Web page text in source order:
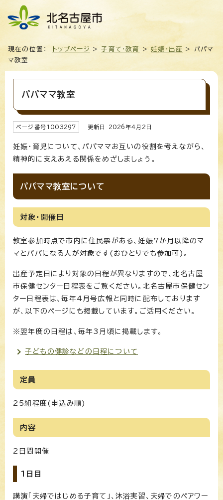
現在の位置： トップページ >子育て・教育 >妊娠・出産
> パパマ
マ教室
パパママ教室
ページ番号1003297 更新日 2026年4月2日
妊娠・育児について、パパママお互いの役割を考えながら、
精神的に支えあえる関係をめざしましょう。
パパママ教室について
対象・開催日
教室参加時点で市内に住民票がある、妊娠7か月以降のマ
マとパパになる人が対象です(おひとりでも参加可)。
出産予定日により対象の日程が異なりますので、北名古屋
市保健センター日程表をご覧ください。北名古屋市保健セン
ター日程表は、毎年4月号広報と同時に配布しております
が、以下のページにも掲載しています。ご活用ください。
※翌年度の日程は、毎年3月頃に掲載します。
子どもの健診などの日程について
定員
25組程度(申込み順)
内容
2日間開催
1日目
講演「夫婦ではじめる子育て」、沐浴実習、夫婦でのペアワー